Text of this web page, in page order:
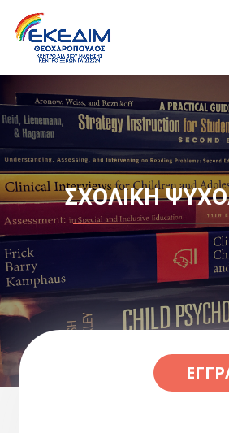
ΣΧΟΛΙΚΗ